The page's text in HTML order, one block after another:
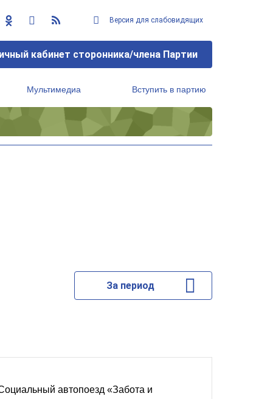
Версия для слабовидящих
кабинет сторонника/члена Партии
Мультимедиа Вступить в партию
За период
автопоезд «Забота и